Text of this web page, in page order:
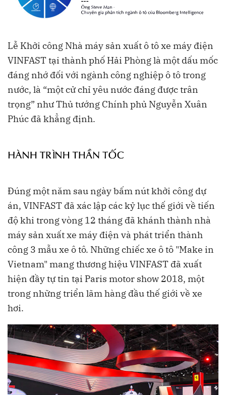
Lễ Khởi công Nhà máy sản xuất ô tô xe máy điện
VINFAST tại thành phố Hải Phòng là một dấu mốc
đáng nhớ đối với ngành công nghiệp ô tô trong
nước, là “một cử chỉ yêu nước đáng được trân
trọng” như Thủ tướng Chính phủ Nguyễn Xuân
Phúc đã khẳng định.
Đúng một năm sau ngày bấm nút khởi công dự
án, VINFAST đã xác lập các kỷ lục thế giới về tiến
độ khi trong vòng 12 tháng đã khánh thành nhà
máy sản xuất xe máy điện và phát triển thành
công 3 mẫu xe ô tô. Những chiếc xe ô tô "Make in
Vietnam" mang thương hiệu VINFAST đã xuất
hiện đầy tự tin tại Paris motor show 2018, một
trong những triển lãm hàng đầu thế giới về xe
hơi.